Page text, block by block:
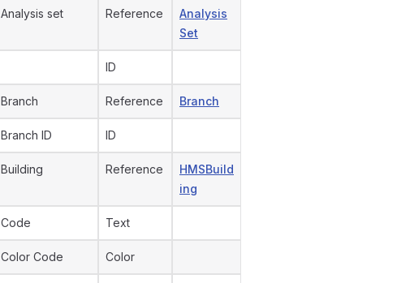
Analysis set Reference
Analysis
Set
ID
Branch Reference Branch
Branch ID ID
Building Reference
HMSBuild
ing
Code Text
Color Code Color